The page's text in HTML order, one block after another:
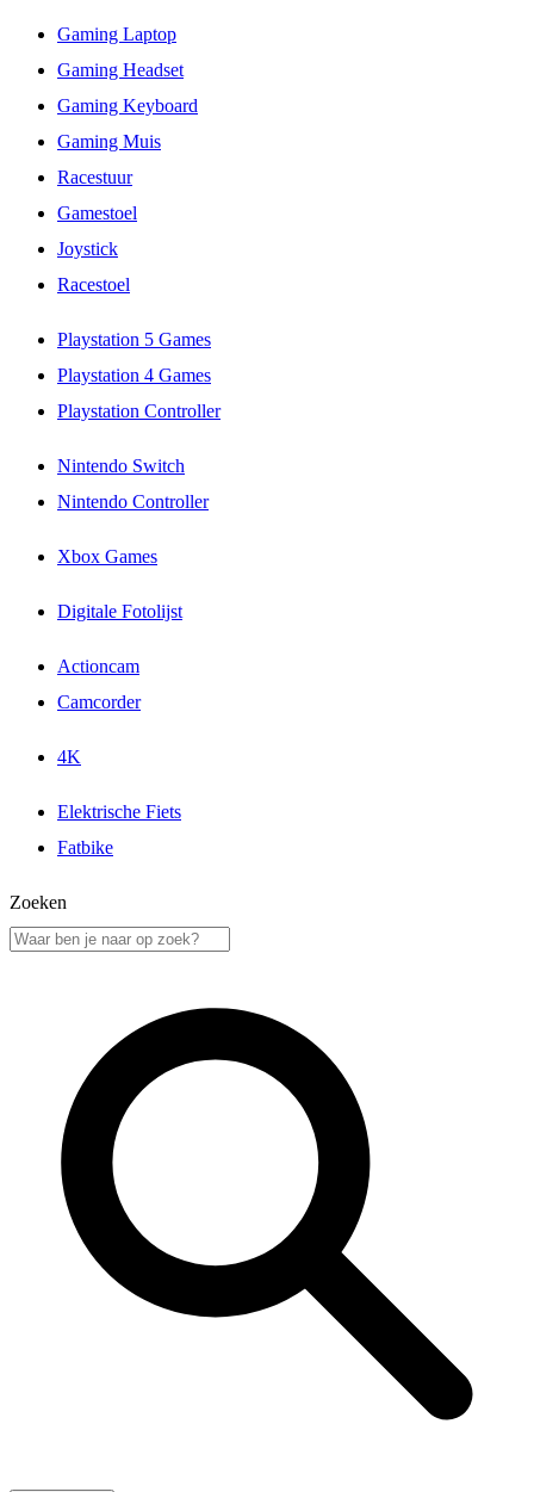
Gaming Laptop
Gaming Headset
Gaming Keyboard
Gaming Muis
Racestuur
Gamestoel
Joystick
Racestoel
Playstation 5 Games
Playstation 4 Games
Playstation Controller
Nintendo Switch
Nintendo Controller
Xbox Games
Digitale Fotolijst
Actioncam
Camcorder
4K
Elektrische Fiets
Fatbike
Zoeken